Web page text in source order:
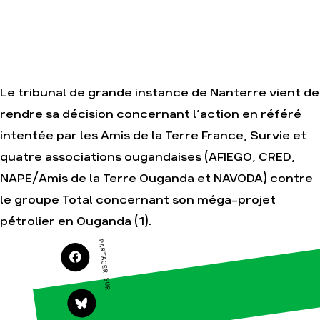
Agir
Faire un don
S'engager sur le
campagnes
Transmettre tout
ou partie de son
patrimoine
Télécharger
gratuitement les
guides éco-
citoyens
Nos
thématiques
Climat – Énergie
Surproduction
Le tribunal de grande instance de Nanterre vient de
rendre sa décision concernant l’action en référé
intentée par les Amis de la Terre France, Survie et
quatre associations ougandaises (AFIEGO, CRED,
NAPE/Amis de la Terre Ouganda et NAVODA) contre
le groupe Total concernant son méga-projet
pétrolier en Ouganda (1).
PARTAGER SUR